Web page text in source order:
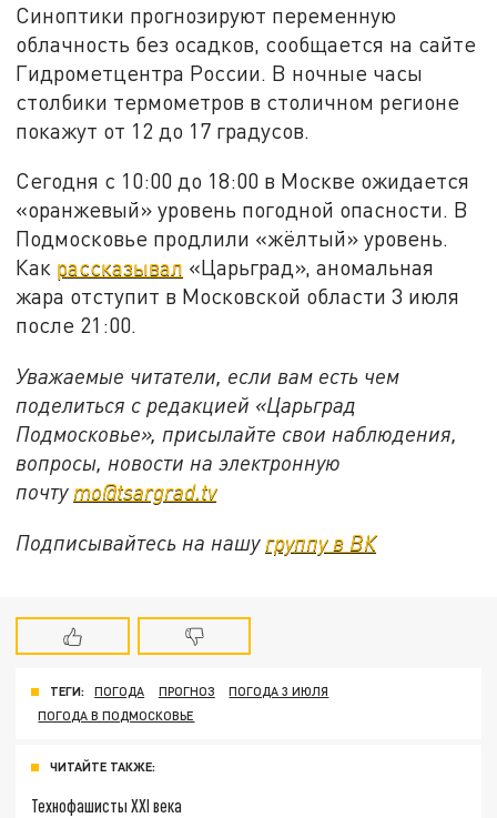
Синоптики прогнозируют переменную
облачность без осадков, сообщается на сайте
Гидрометцентра России. В ночные часы
столбики термометров в столичном регионе
покажут от 12 до 17 градусов.
Сегодня с 10:00 до 18:00 в Москве ожидается
«оранжевый» уровень погодной опасности. В
Подмосковье продлили «жёлтый» уровень.
Как рассказывал «Царьград», аномальная
жара отступит в Московской области 3 июля
после 21:00.
Уважаемые читатели, если вам есть чем
поделиться с редакцией «Царьград
Подмосковье», присылайте свои наблюдения,
вопросы, новости на электронную
почту mo@tsargrad.tv
Подписывайтесь на нашу группу в ВК
ТЕГИ: ПОГОДА ПРОГНОЗ
ПОГОДА 3 ИЮЛЯ
ПОГОДА В ПОДМОСКОВЬЕ
ЧИТАЙТЕ ТАКЖЕ:
Технофашисты XXI века